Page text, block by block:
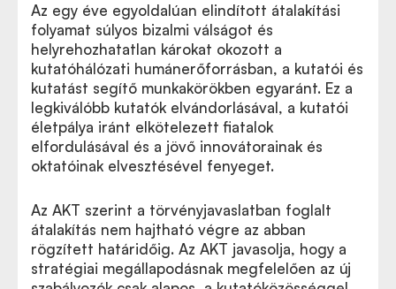
Az egy éve egyoldalúan elindított átalakítási
folyamat súlyos bizalmi válságot és
helyrehozhatatlan károkat okozott a
kutatóhálózati humánerőforrásban, a kutatói és
kutatást segítő munkakörökben egyaránt. Ez a
legkiválóbb kutatók elvándorlásával, a kutatói
életpálya iránt elkötelezett fiatalok
elfordulásával és a jövő innovátorainak és
oktatóinak elvesztésével fenyeget.
Az AKT szerint a törvényjavaslatban foglalt
átalakítás nem hajtható végre az abban
rögzített határidőig. Az AKT javasolja, hogy a
stratégiai megállapodásnak megfelelően az új